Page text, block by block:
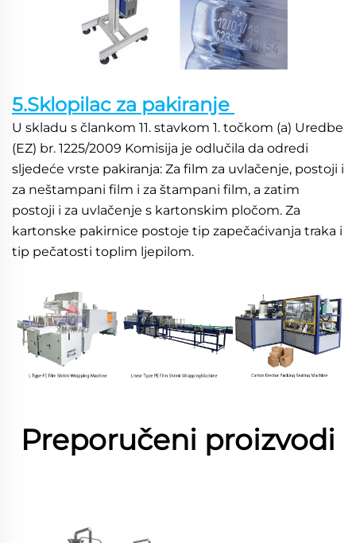
5.Sklopilac za pakiranje
U skladu s člankom 11. stavkom 1. točkom (a) Uredbe
(EZ) br. 1225/2009 Komisija je odlučila da odredi
sljedeće vrste pakiranja: Za film za uvlačenje, postoji i
za neštampani film i za štampani film, a zatim
postoji i za uvlačenje s kartonskim pločom. Za
kartonske pakirnice postoje tip zapečaćivanja traka i
tip pečatosti toplim ljepilom.
Preporučeni proizvodi